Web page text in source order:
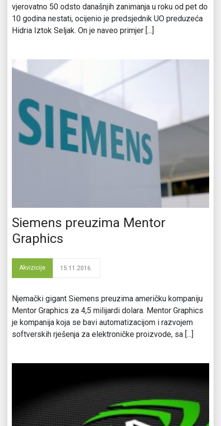
vjerovatno 50 odsto današnjih zanimanja u roku od pet do
10 godina nestati, ocijenio je predsjednik UO preduzeća
Hidria Iztok Seljak. On je naveo primjer [...]
Siemens preuzima Mentor
Graphics
Akvizicije 15.11.2016.
Njemački gigant Siemens preuzima američku kompaniju
Mentor Graphics za 4,5 milijardi dolara. Mentor Graphics
je kompanija koja se bavi automatizacijom i razvojem
softverskih rješenja za elektroničke proizvode, sa [...]